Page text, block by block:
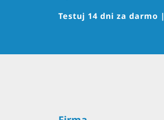
Testuj 14 dni za darmo |